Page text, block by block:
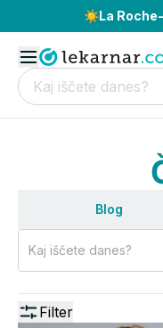
☀️La
Kaj iščete danes?
Blog
Filter